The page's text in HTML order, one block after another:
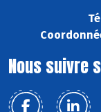
Nous suivre